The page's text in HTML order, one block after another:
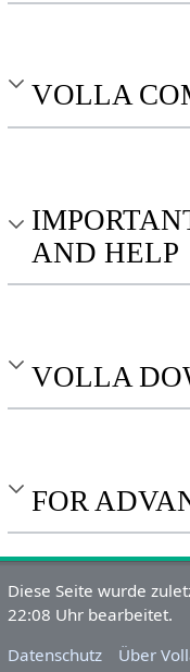
VOLLA
AND HELP
VOLLA
FOR
Diese Seite wurde
22:08 Uhr bearbeitet.
Datenschutz
Über